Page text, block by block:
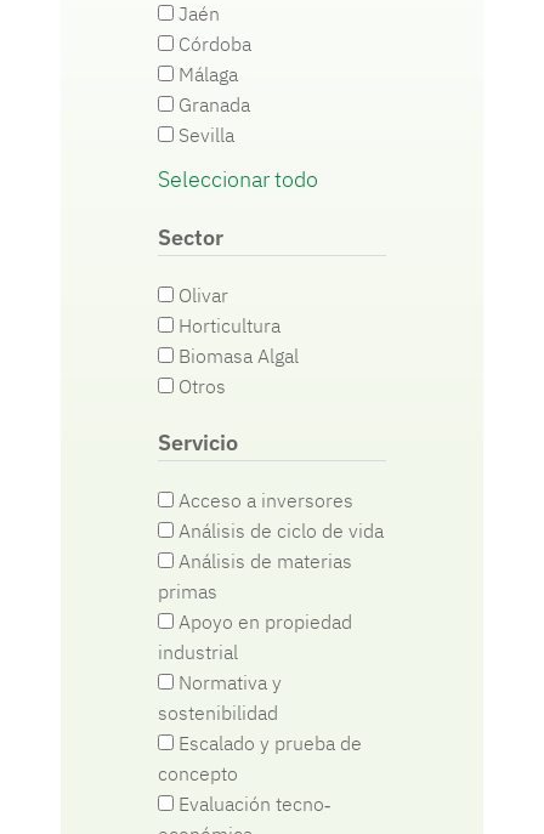
Jaén
Córdoba
Málaga
Granada
Sevilla
Seleccionar todo
Sector
Olivar
Horticultura
Biomasa Algal
Otros
Servicio
Acceso a inversores
Análisis de ciclo de vida
Análisis de materias
primas
Apoyo en propiedad
industrial
Normativa y
sostenibilidad
Escalado y prueba de
concepto
Evaluación tecno‐